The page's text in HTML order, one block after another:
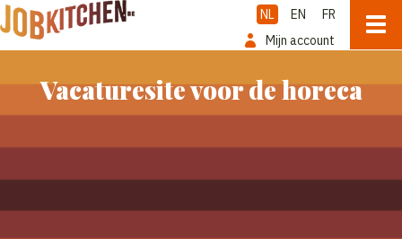
NL EN
FR
Mijn account
Vacaturesite voor de horeca